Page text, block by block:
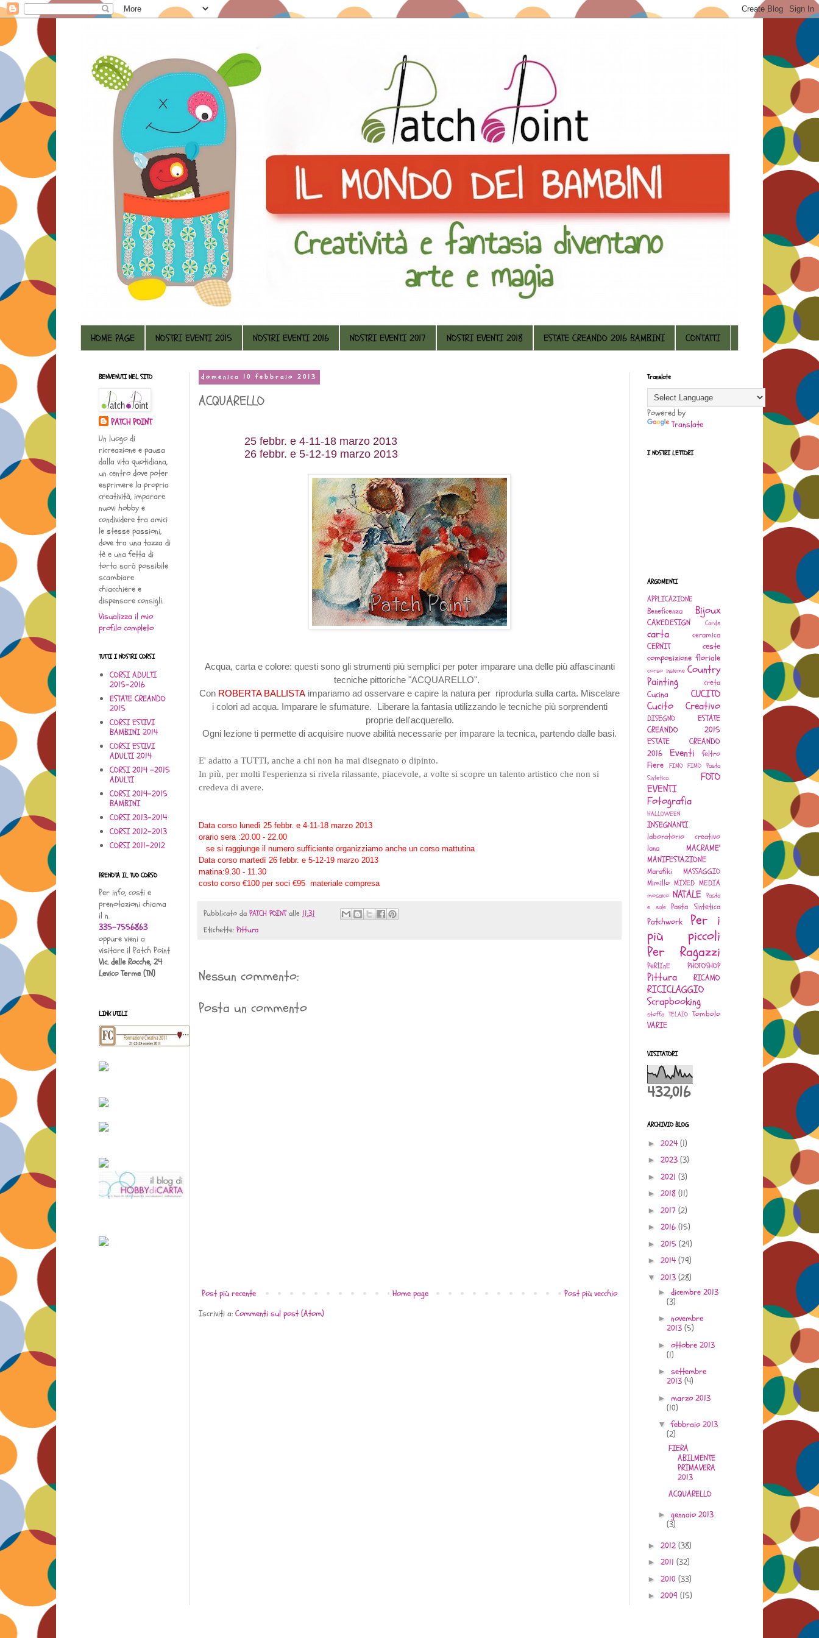
HOME PAGE NOSTRI EVENTI 2015 NOSTRI EVENTI 2016 NOSTRI EVENTI 2017 NOSTRI EVENTI 2018 ESTATE CREANDO 2016 BAMBINI CONTATTI
domenica 10 febbraio 2013
ACQUARELLO
25 febbr. e 4-11-18 marzo 2013
26 febbr. e 5-12-19 marzo 2013
Acqua, carta e colore: questi sono gli strumenti più semplici per poter imparare una delle più affascinanti
tecniche pittoriche "ACQUARELLO".
Con ROBERTA BALLISTA impariamo ad osservare e capire la natura per riprodurla sulla carta. Miscelare
i colori ad acqua. Imparare le sfumature. Liberare la fantasia utilizzando le tecniche più sorprendenti
proprie dell'acquerello.
Ogni lezione ti permette di acquisire nuove abilità necessarie per imparare la tecnica, partendo dalle basi.
E' adatto a TUTTI, anche a chi non ha mai disegnato o dipinto.
In più, per molti l'esperienza si rivela rilassante, piacevole, a volte si scopre un talento artistico che non si
credeva di avere.
Data corso lunedì 25 febbr. e 4-11-18 marzo 2013
orario sera :20.00 - 22.00
se si raggiunge il numero sufficiente organizziamo anche un corso mattutina
Data corso martedì 26 febbr. e 5-12-19 marzo 2013
matina:9.30 - 11.30
costo corso €100 per soci €95 materiale compresa
Pubblicato da PATCH POINT alle 11:31
Etichette: Pittura
Nessun commento:
Posta un commento
Post più recente Post più vecchio
Home page
Iscriviti a: Commenti sul post (Atom)
BENVENUTI NEL SITO
PATCH POINT
Un luogo di
ricreazione e pausa
dalla vita quotidiana,
un centro dove poter
esprimere la propria
creatività, imparare
nuovi hobby e
condividere tra amici
le stesse passioni,
dove tra una tazza di
tè e una fetta di
torta sarà possibile
scambiare
chiacchiere e
dispensare consigli.
Visualizza il mio
profilo completo
TUTTI I NOSTRI CORSI
CORSI ADULTI
2015-2016
ESTATE CREANDO
2015
CORSI ESTIVI
BAMBINI 2014
CORSI ESTIVI
ADULTI 2014
CORSI 2014 -2015
ADULTI
CORSI 2014-2015
BAMBINI
CORSI 2013-2014
CORSI 2012-2013
CORSI 2011-2012
PRENOTA IL TUO CORSO
Per info, costi e
prenotazioni chiama
il n.
335-7556863
oppure vieni a
visitare il Patch Point
Vic. delle Rocche, 24
Levico Terme (TN)
LINK UTILI
Translate
Powered by
Translate
I NOSTRI LETTORI
ARGOMENTI
APPLICAZIONE
Beneficenza
Bijoux
CAKEDESIGN Cards
carta ceramica
CERNIT
ceste
composizione floriale
corso insieme Country
Painting
creta
Cucina
CUCITO
Cucito Creativo
DISEGNO
ESTATE
CREANDO 2015
ESTATE CREANDO
2016
Eventi feltro
Fiere FIMO FIMO Pasta
Sintetica
FOTO
EVENTI
Fotografia
HALLOWEEN
INSEGNANTI
laboratorio creativo
lana
MACRAME'
MANIFESTAZIONE
Marafiki
MASSAGGIO
Mimillo MIXED MEDIA
mosaico NATALE Pasta
e sale Pasta Sintetica
Patchwork
Per i
più piccoli
Per Ragazzi
PeRlInE PHOTOSHOP
Pittura RICAMO
RICICLAGGIO
Scrapbooking
stoffa TELAIO Tombolo
VARIE
VISITATORI
432,016
ARCHIVIO BLOG
► 2024 (1)
► 2023 (3)
► 2021 (3)
► 2018 (11)
► 2017 (2)
► 2016 (15)
► 2015 (29)
► 2014 (79)
▼ 2013 (28)
► dicembre 2013
(3)
► novembre
2013 (5)
► ottobre 2013
(1)
► settembre
2013 (4)
► marzo 2013
(10)
▼febbraio 2013
(2)
FIERA
ABILMENTE
PRIMAVERA
2013
ACQUARELLO
► gennaio 2013
(3)
► 2012 (38)
► 2011 (32)
► 2010 (33)
► 2009 (15)